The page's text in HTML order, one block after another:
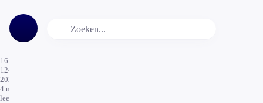
16-
12-
2024
4 min.
leestijd